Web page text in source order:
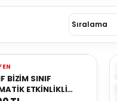
Ekle
BİZİM SINIF
ETKİNLİKLİ